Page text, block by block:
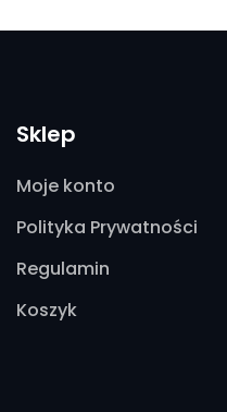
Sklep
Moje konto
Polityka Prywatności
Regulamin
Koszyk